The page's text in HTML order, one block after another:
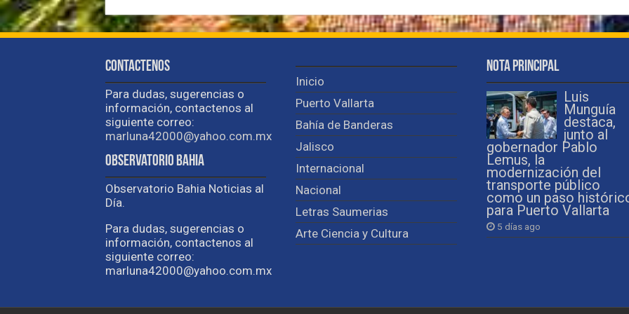
Contactenos
Para dudas, sugerencias o
información, contactenos al
siguiente correo:
marluna42000@yahoo.com.mx
Observatorio Bahia
Observatorio Bahia Noticias al
Día.
Para dudas, sugerencias o
información, contactenos al
siguiente correo:
marluna42000@yahoo.com.mx
Inicio
Puerto Vallarta
Bahía de Banderas
Jalisco
Internacional
Nacional
Letras Saumerias
Arte Ciencia y Cultura
Nota Principal
Luis
Munguía
destaca,
junto al
gobernador Pablo
Lemus, la
modernización del
transporte público
como un paso
para Puerto Vallarta
5 días ago